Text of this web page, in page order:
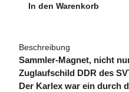
In den Warenkorb
Beschreibung
Sammler-Magnet, nicht
Zuglaufschild DDR des
Der Karlex war ein durch